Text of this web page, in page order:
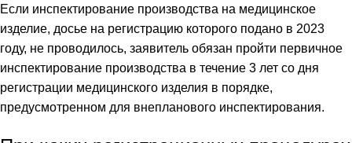
Если инспектирование производства на медицинское
изделие, досье на регистрацию которого подано в 2023
году, не проводилось, заявитель обязан пройти первичное
инспектирование производства в течение 3 лет со дня
регистрации медицинского изделия в порядке,
предусмотренном для внепланового инспектирования.